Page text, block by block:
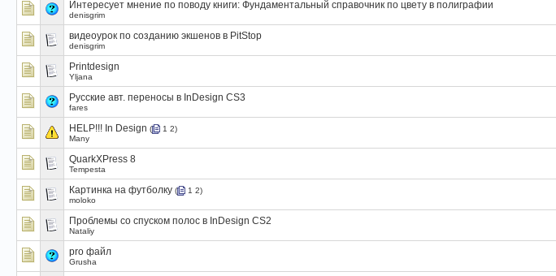
Интересует мнение по поводу книги: Фундаментальный справочник по цвету в полиграфии
denisgrim
видеоурок по созданию экшенов в PitStop
denisgrim
Printdesign
Yljana
Русские авт. переносы в InDesign CS3
fares
HELP!!! In Design ( 1 2)
Many
QuarkXPress 8
Tempesta
Картинка на футболку ( 1 2)
moloko
Проблемы со спуском полос в InDesign CS2
Nataliy
pro файл
Grusha